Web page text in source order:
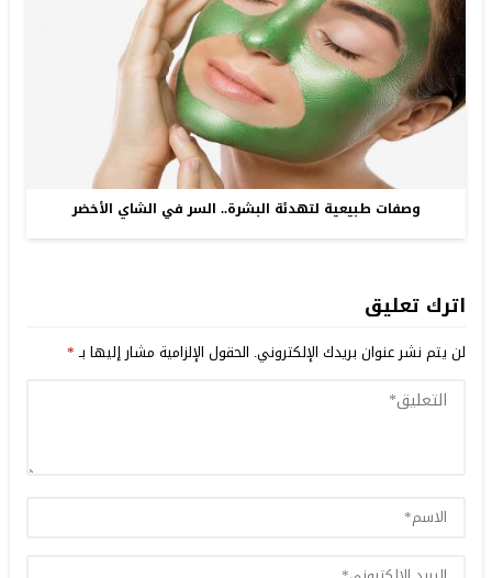
وصفات طبيعية لتهدئة البشرة.. السر في الشاي الأخضر
اترك تعليق
لن يتم نشر عنوان بريدك الإلكتروني. الحقول الإلزامية مشار إليها بـ*